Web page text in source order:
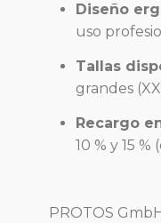
Diseño
uso
Tallas
grandes
Recargo
10 % y 15
PROTOS